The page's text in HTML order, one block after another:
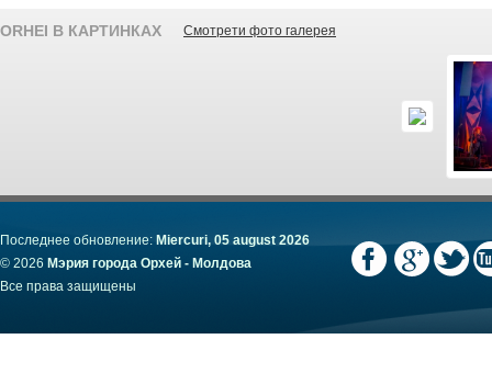
ORHEI В КАРТИНКАХ Смотрети фото галерея
Последнее обновление: Miercuri, 05 august 2026
© 2026 Мэрия города Орхей - Молдова
Все права защищены